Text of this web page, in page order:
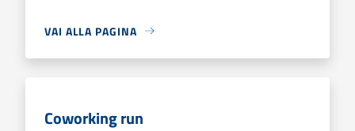
VAI ALLA PAGINA
Coworking run